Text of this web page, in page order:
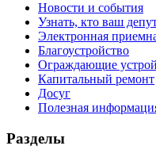
Новости и события
Узнать, кто ваш
Электронная
Благоустройство
Ограждающие
Капитальный ремонт
Досуг
Полезная
Разделы